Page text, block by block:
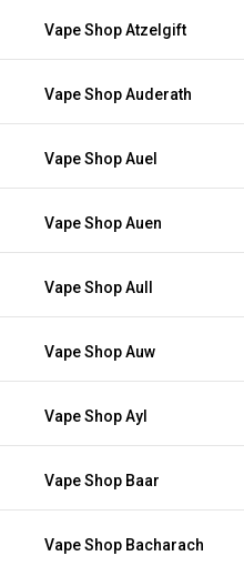
Vape Shop Atzelgift
Vape Shop Auderath
Vape Shop Auel
Vape Shop Auen
Vape Shop Aull
Vape Shop Auw
Vape Shop Ayl
Vape Shop Baar
Vape Shop Bacharach